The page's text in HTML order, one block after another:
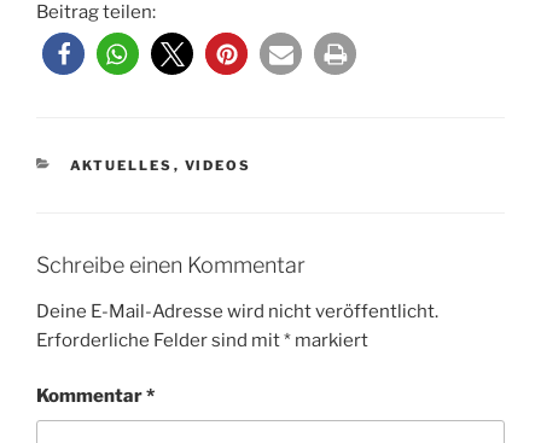
Beitrag teilen:
KATEGORIEN
AKTUELLES , VIDEOS
Schreibe einen Kommentar
Deine E-Mail-Adresse wird nicht veröffentlicht.
Erforderliche Felder sind mit* markiert
Kommentar*